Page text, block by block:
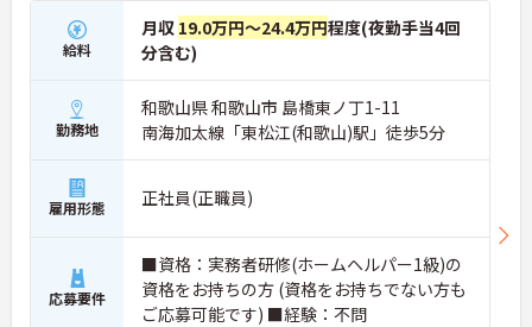
給料
月収 19.0万円～24.4万円程度(夜勤手当4回
分含む)
勤務地
和歌山県 和歌山市 島橋東ノ丁1-11
南海加太線「東松江(和歌山)駅」徒歩5分
雇用形態 正社員(正職員)
応募要件
■資格：実務者研修(ホームヘルパー1級)の
資格をお持ちの方 (資格をお持ちでない方も
ご応募可能です) ■経験：不問